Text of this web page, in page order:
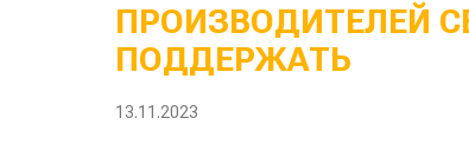
ПРОИЗВОДИТЕЛЕЙ
ПОДДЕРЖАТЬ
13.11.2023
Жара в Китае может